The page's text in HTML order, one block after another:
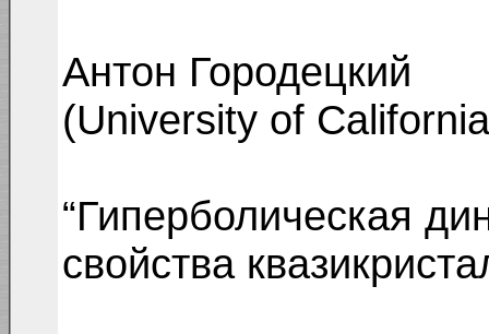
Антон Городецкий
(University of
“Гиперболическая
свойства